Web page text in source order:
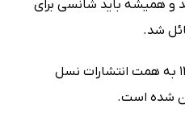
و همیشه باید شانسی برای
شد.
کتاب مقدس عشق در سال 1402 به همت انتشارات نسل
شده است.